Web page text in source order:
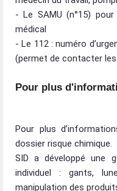
- Le SAMU (n°15)
médical
- Le 112 : numéro
(permet de contacter
Pour plus
Pour plus
dossier risque chimique.
SID a développé une
individuel : gants,
manipulation des